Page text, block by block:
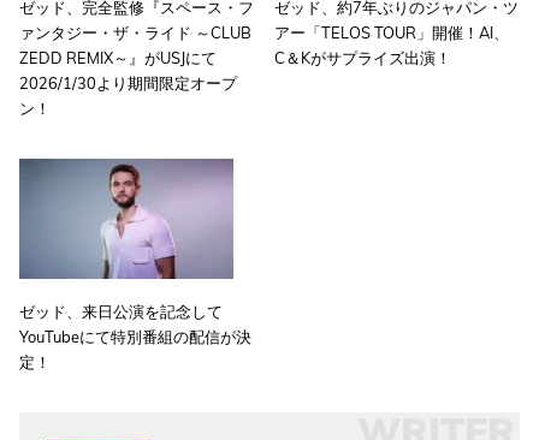
ゼッド、完全監修『スペース・フ
ァンタジー・ザ・ライド ～CLUB
ZEDD REMIX～』がUSJにて
2026/1/30より期間限定オープ
ン！
ゼッド、約7年ぶりのジャパン・ツ
アー「TELOS TOUR」開催！AI、
C＆Kがサプライズ出演！
ゼッド、来日公演を記念して
YouTubeにて特別番組の配信が決
定！